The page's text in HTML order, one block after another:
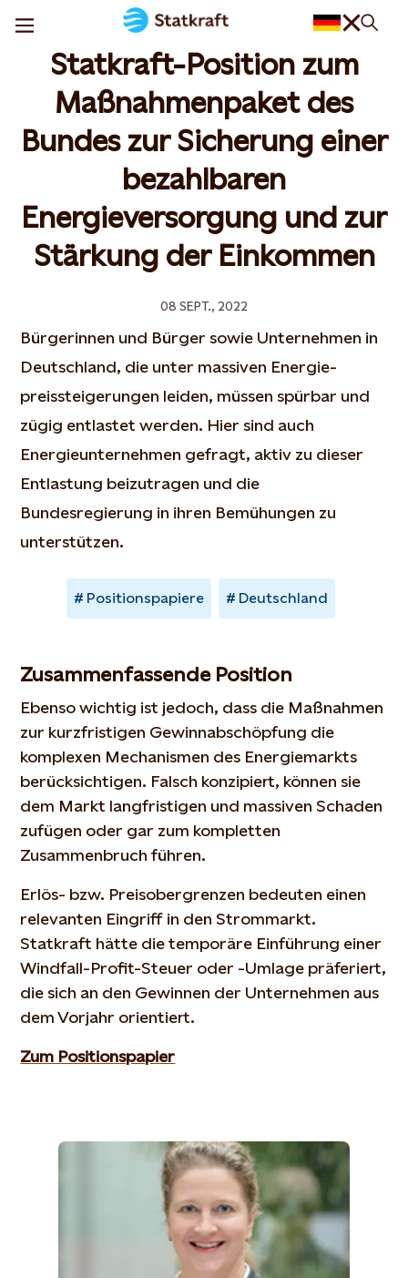
Statkraft-Position zum
Maßnahmenpaket des
Bundes zur Sicherung einer
bezahlbaren
Energieversorgung und zur
Stärkung der Einkommen
08 SEPT., 2022
Bürgerinnen und Bürger sowie Unternehmen in
Deutschland, die unter massiven Energie-
preissteigerungen leiden, müssen spürbar und
zügig entlastet werden. Hier sind auch
Energieunternehmen gefragt, aktiv zu dieser
Entlastung beizutragen und die
Bundesregierung in ihren Bemühungen zu
unterstützen.
Positionspapiere Deutschland
Zusammenfassende Position
Ebenso wichtig ist jedoch, dass die Maßnahmen
zur kurzfristigen Gewinnabschöpfung die
komplexen Mechanismen des Energiemarkts
berücksichtigen. Falsch konzipiert, können sie
dem Markt langfristigen und massiven Schaden
zufügen oder gar zum kompletten
Zusammenbruch führen.
Erlös- bzw. Preisobergrenzen bedeuten einen
relevanten Eingriff in den Strommarkt.
Statkraft hätte die temporäre Einführung einer
Windfall-Profit-Steuer oder -Umlage präferiert,
die sich an den Gewinnen der Unternehmen aus
dem Vorjahr orientiert.
Zum Positionspapier